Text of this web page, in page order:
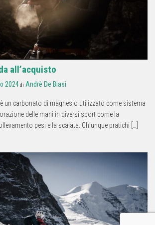
all’acquisto
2024 di Andrè De Biasi
un carbonato di magnesio utilizzato come sistema
delle mani in diversi sport come la
pesi e la scalata. Chiunque pratichi […]